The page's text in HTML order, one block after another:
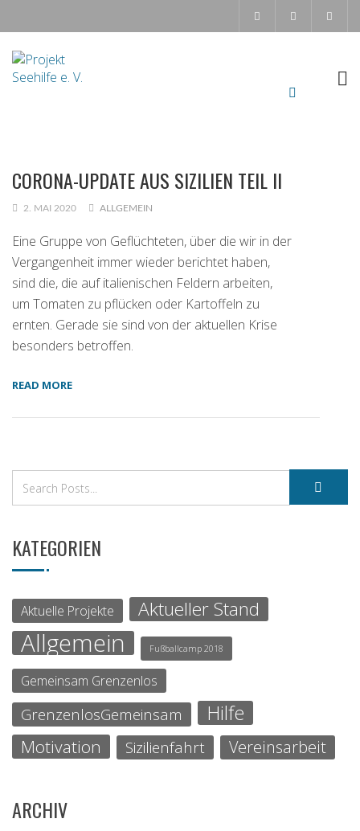
CORONA-UPDATE AUS SIZILIEN TEIL II
2. MAI 2020 ALLGEMEIN
Eine Gruppe von Geflüchteten, über die wir in der
Vergangenheit immer wieder berichtet haben,
sind die, die auf italienischen Feldern arbeiten,
um Tomaten zu pflücken oder Kartoffeln zu
ernten. Gerade sie sind von der aktuellen Krise
besonders betroffen.
READ MORE
KATEGORIEN
Aktuelle Projekte Aktueller Stand
Allgemein Fußballcamp 2018
Gemeinsam Grenzenlos
GrenzenlosGemeinsam Hilfe
Motivation Sizilienfahrt Vereinsarbeit
ARCHIV